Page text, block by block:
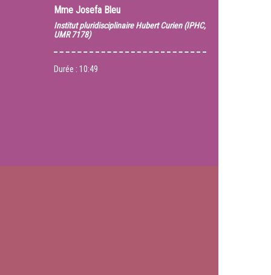
Mme Josefa Bleu
Institut pluridisciplinaire Hubert Curien (IPHC,
UMR 7178)
Durée : 10:49